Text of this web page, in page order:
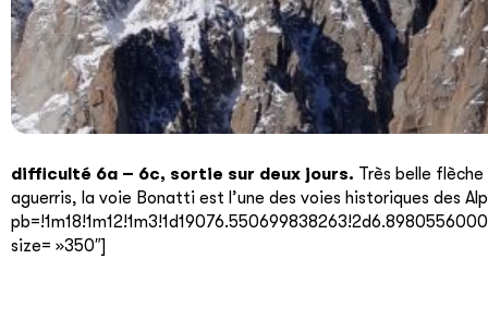
difficulté 6a – 6c, sortie sur deux jours. Très belle
aguerris, la voie Bonatti est l’une des voies historiques des
size= »350″]